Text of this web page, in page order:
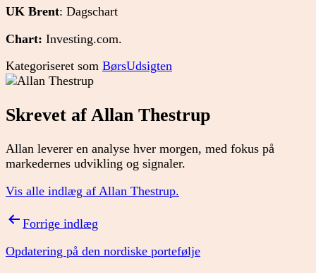
UK Brent: Dagschart
Chart: Investing.com.
Kategoriseret som BørsUdsigten
Skrevet af Allan Thestrup
Allan leverer en analyse hver morgen, med fokus på
markedernes udvikling og signaler.
Vis alle indlæg af Allan Thestrup.
Indlægsnavigation
Forrige indlæg
Opdatering på den nordiske portefølje